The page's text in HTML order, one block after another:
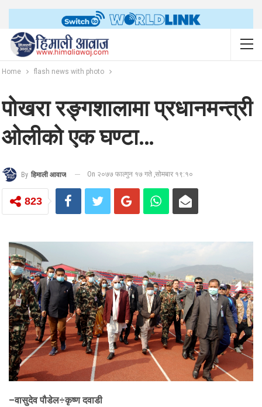
Home flash news with photo
पोखरा रङ्गशालामा प्रधानमन्त्री
ओलीको एक घण्टा…
By हिमाली आवाज On २०७७ फाल्गुन १७ गते ,सोमबार १९:१०
823
–वासुदेव पौडेल÷कृष्ण दवाडी